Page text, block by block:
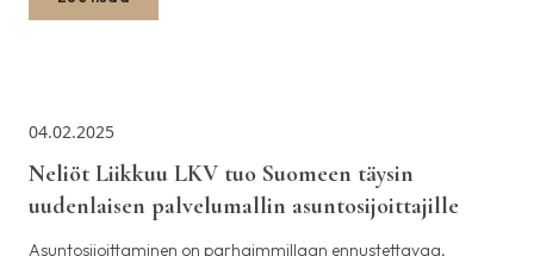
04.02.2025
Neliöt Liikkuu LKV tuo Suomeen täysin
uudenlaisen palvelumallin asuntosijoittajille
Asuntosijoittaminen on parhaimmillaan ennustettavaa,